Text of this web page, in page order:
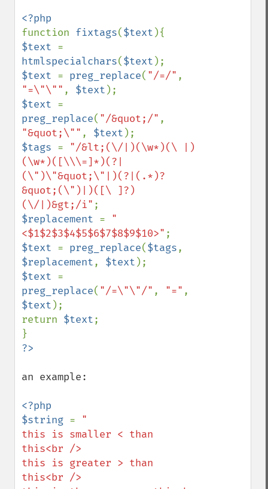
function fixtags($text
$text
htmlspecialchars($text
$text = preg_replace( "/=/"
"=\"\"" , $text
$text
preg_replace( "/&quot;/"
"&quot;\"" , $text
$tags = "/&lt;(\/|)(\w*)(\ |)
(\w*)([\\\=]*)(?|
(\")\"&quot;\"|)(?|(.*)?
&quot;(\")|)([\ ]?)
(\/|)&gt;/i"
$replacement = "
<$1$2$3$4$5$6$7$8$9$10>"
$text = preg_replace($tags
$replacement, $text
$text
preg_replace( "/=\"\"/" , "="
$text );
return $text;
an example:
<?php
$string = "
this is smaller < than
this<br />
this is greater > than
this<br />